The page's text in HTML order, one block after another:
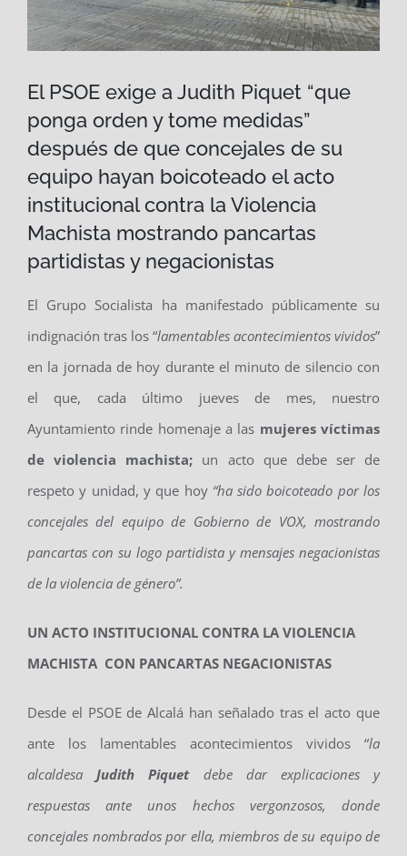
El PSOE exige a Judith Piquet “que
ponga orden y tome medidas”
después de que concejales de su
equipo hayan boicoteado el acto
institucional contra la Violencia
Machista mostrando pancartas
partidistas y negacionistas
El Grupo Socialista ha manifestado públicamente su
indignación tras los “lamentables acontecimientos vividos”
en la jornada de hoy durante el minuto de silencio con
el que, cada último jueves de mes, nuestro
Ayuntamiento rinde homenaje a las mujeres víctimas
de violencia machista; un acto que debe ser de
respeto y unidad, y que hoy “ha sido boicoteado por los
concejales del equipo de Gobierno de VOX, mostrando
pancartas con su logo partidista y mensajes negacionistas
de la violencia de género”.
UN ACTO INSTITUCIONAL CONTRA LA VIOLENCIA
MACHISTA CON PANCARTAS NEGACIONISTAS
Desde el PSOE de Alcalá han señalado tras el acto que
ante los lamentables acontecimientos vividos “la
alcaldesaJudith Piquet debe dar explicaciones y
respuestas ante unos hechos vergonzosos, donde
concejales nombrados por ella, miembros de su equipo de